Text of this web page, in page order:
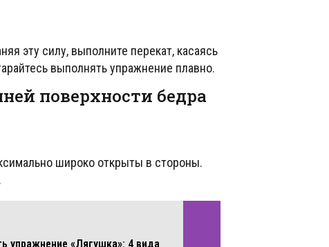
эту силу, выполните перекат, касаясь
выполнять упражнение плавно.
поверхности бедра
широко открыты в стороны.
упражнение «Лягушка»: 4 вида